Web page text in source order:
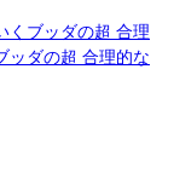
くブッダの超 合理
ッダの超 合理的な